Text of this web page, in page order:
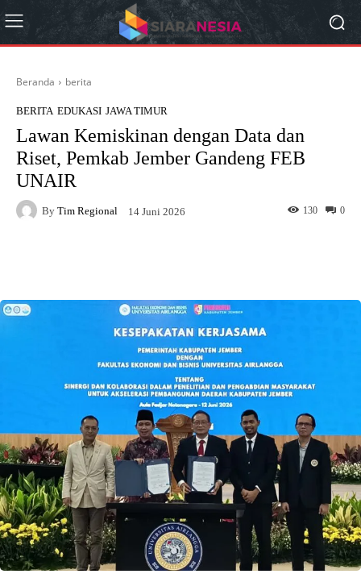
Beranda berita
BERITA EDUKASI JAWA TIMUR
Lawan Kemiskinan dengan Data dan
Riset, Pemkab Jember Gandeng FEB
UNAIR
By Tim Regional 14 Juni 2026 0
130